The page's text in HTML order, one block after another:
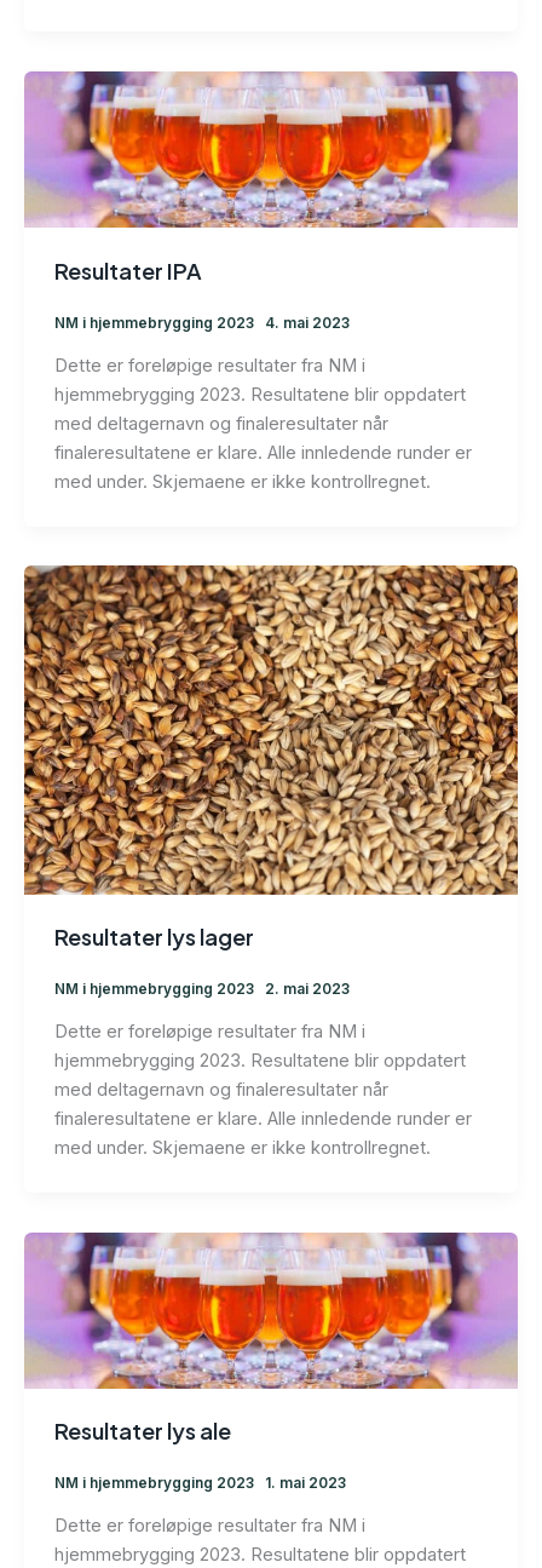
Resultater IPA
NM i hjemmebrygging 2023 4. mai 2023
Dette er foreløpige resultater fra NM i
hjemmebrygging 2023. Resultatene blir oppdatert
med deltagernavn og finaleresultater når
finaleresultatene er klare. Alle innledende runder er
med under. Skjemaene er ikke kontrollregnet.
Resultater lys lager
NM i hjemmebrygging 2023 2. mai 2023
Dette er foreløpige resultater fra NM i
hjemmebrygging 2023. Resultatene blir oppdatert
med deltagernavn og finaleresultater når
finaleresultatene er klare. Alle innledende runder er
med under. Skjemaene er ikke kontrollregnet.
Resultater lys ale
NM i hjemmebrygging 2023 1. mai 2023
Dette er foreløpige resultater fra NM i
hjemmebrygging 2023. Resultatene blir oppdatert